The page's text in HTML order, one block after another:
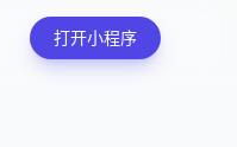
打开小程序